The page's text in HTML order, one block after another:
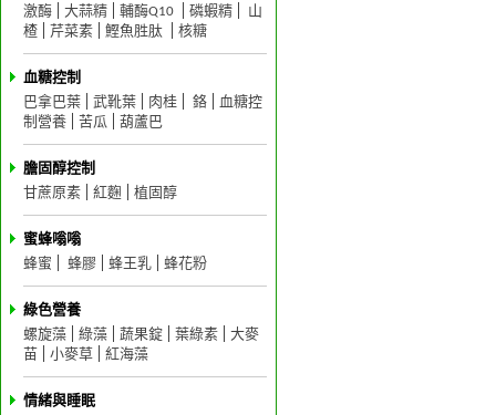
激酶
大蒜精 輔酶Q10 磷蝦精
山
楂
芹菜素 鰹魚胜肽 核糖
血糖控制
巴拿巴葉
武靴葉 肉桂 鉻
血糖控
制營養
苦瓜 葫蘆巴
膽固醇控制
甘蔗原素
紅麴 植固醇
蜜蜂嗡嗡
蜂蜜
蜂膠 蜂王乳 蜂花粉
綠色營養
螺旋藻
綠藻 蔬果錠 葉綠素
大麥
苗
小麥草 紅海藻
情緒與睡眠